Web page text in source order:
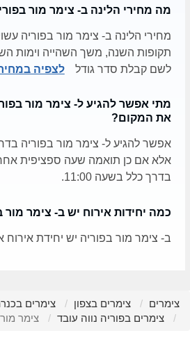
מה מחירי הלינה ב- צימר מור
מחירי הלינה ב- צימר מור בפוריה
תקופות השנה, משך השהייה וימות
לשם קבלת סדר גודל
לצפיה
מתי אפשר להגיע ל- צימר מור
את המקום?
אלא אם כן תואמה שעה ספציפית
בדרך כלל בשעה 11:00.
כמה יחידות אירוח יש ב- צימר מור
ב- צימר מור בפוריה יש יחידת אירוח
צימרים צימרים בצפון
צימרים
צימרים בפוריה נווה עובד
צימר